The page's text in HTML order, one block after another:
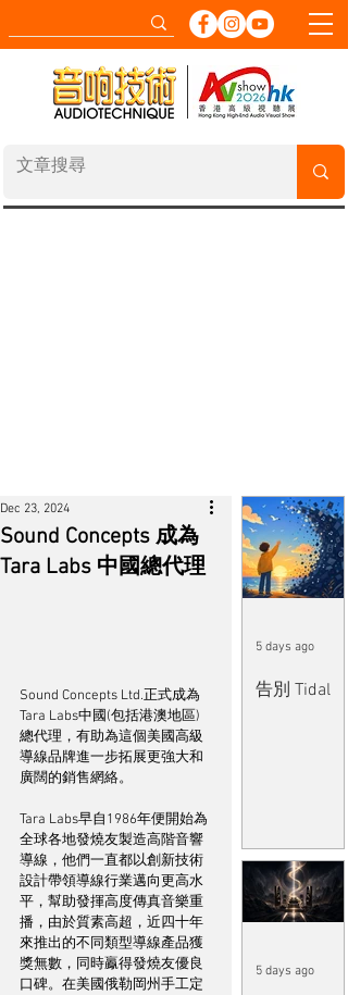
Sound Concepts 成為
Tara Labs 中國總代理
Dec 23, 2024
Sound Concepts Ltd.正式成為
Tara Labs中國(包括港澳地區)
總代理，有助為這個美國高級
導線品牌進一步拓展更強大和
廣闊的銷售網絡。
Tara Labs早自1986年便開始為
全球各地發燒友製造高階音響
導線，他們一直都以創新技術
設計帶領導線行業邁向更高水
平，幫助發揮高度傳真音樂重
播，由於質素高超，近四十年
來推出的不同類型導線產品獲
獎無數，同時鸁得發燒友優良
口碑。在美國俄勒岡州手工定
告別 Tidal
5 days ago
5 days ago